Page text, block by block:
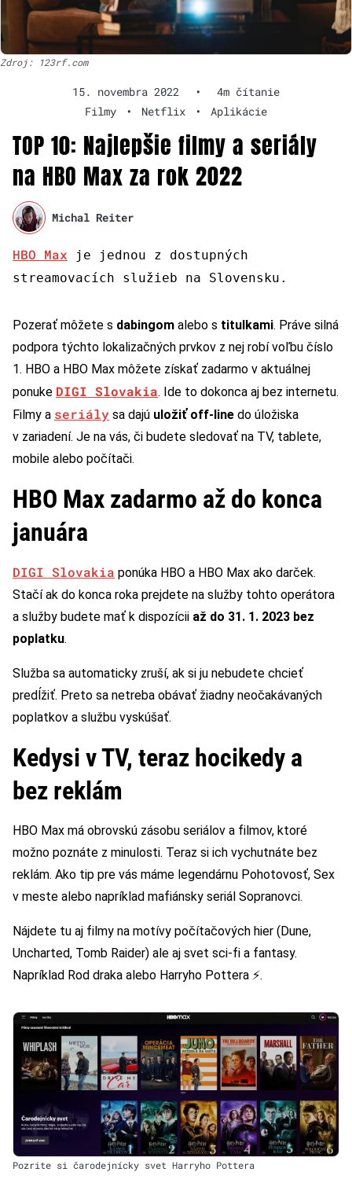
Zdroj: 123rf.com
15. novembra 2022 •
4m čítanie
Filmy
• Netflix • Aplikácie
TOP 10: Najlepšie filmy a seriály
na HBO Max za rok 2022
Michal Reiter
HBO Max je jednou z dostupných
streamovacích služieb na Slovensku.
Pozerať môžete s dabingom alebo s titulkami. Práve silná
podpora týchto lokalizačných prvkov z nej robí voľbu číslo
1. HBO a HBO Max môžete získať zadarmo v aktuálnej
ponuke DIGI Slovakia. Ide to dokonca aj bez internetu.
Filmy a seriály sa dajú uložiť off-line do úložiska
v zariadení. Je na vás, či budete sledovať na TV, tablete,
mobile alebo počítači.
HBO Max zadarmo až do konca
januára
DIGI Slovakia ponúka HBO a HBO Max ako darček.
Stačí ak do konca roka prejdete na služby tohto operátora
a služby budete mať k dispozícii až do 31. 1. 2023 bez
poplatku.
Služba sa automaticky zruší, ak si ju nebudete chcieť
predĺžiť. Preto sa netreba obávať žiadny neočakávaných
poplatkov a službu vyskúšať.
Kedysi v TV, teraz hocikedy a
bez reklám
HBO Max má obrovskú zásobu seriálov a filmov, ktoré
možno poznáte z minulosti. Teraz si ich vychutnáte bez
reklám. Ako tip pre vás máme legendárnu Pohotovosť, Sex
v meste alebo napríklad mafiánsky seriál Sopranovci.
Nájdete tu aj filmy na motívy počítačových hier (Dune,
Uncharted, Tomb Raider) ale aj svet sci-fi a fantasy.
Napríklad Rod draka alebo Harryho Pottera ⚡.
Pozrite si čarodejnícky svet Harryho Pottera